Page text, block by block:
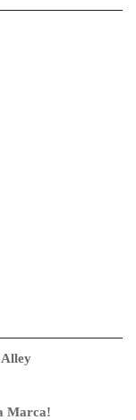
Marca!